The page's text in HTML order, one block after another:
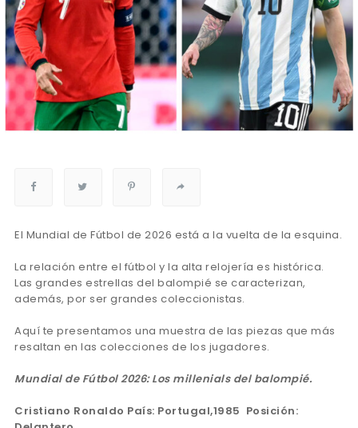
El Mundial de Fútbol de 2026 está a la vuelta de la esquina.
La relación entre el fútbol y la alta relojería es histórica.
Las grandes estrellas del balompié se caracterizan,
además, por ser grandes coleccionistas.
Aquí te presentamos una muestra de las piezas que más
resaltan en las colecciones de los jugadores.
Mundial de Fútbol 2026: Los millenials del balompié.
Cristiano Ronaldo País: Portugal,1985 Posición: